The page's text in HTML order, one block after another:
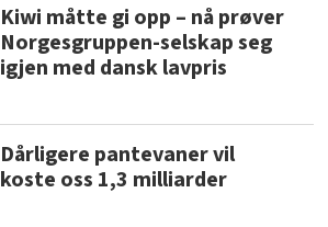
Kiwi måtte gi opp – nå prøver
Norgesgruppen-selskap seg
igjen med dansk lavpris
Dårligere pantevaner vil
koste oss 1,3 milliarder